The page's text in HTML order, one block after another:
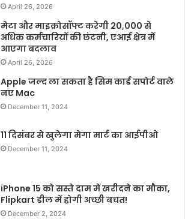
April 26, 2026
मेटा और माइक्रोसॉफ्ट करेगी 20,000 से
अधिक कर्मचारियों की छंटनी, एआई क्षेत्र में
आएगा बदलाव
April 26, 2026
Apple जल्द ला सकता है सिम कार्ड सपोर्ट वाले
नए Mac
December 11, 2024
11 दिसंबर से खुलेगा मेगा मार्ट का आईपीओ
December 11, 2024
iPhone 15 को सस्ते दाम में खरीदने का मौका,
Flipkart डील में होगी अच्छी बचत!
December 2, 2024